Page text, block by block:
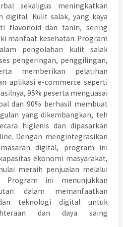
sekaligus meningkatkan
digital. Kulit salak, yang kaya
flavonoid dan tanin, sering
manfaat kesehatan. Program
pengolahan kulit salak
pengeringan, penggilingan,
memberikan pelatihan
aplikasi e-commerce seperti
95% peserta menguasai
dan 90% berhasil membuat
yang dikembangkan, teh
higienis dan dipasarkan
Dengan mengintegrasikan
digital, program ini
ekonomi masyarakat,
meraih penjualan melalui
Program ini menunjukkan
dalam memanfaatkan
teknologi digital untuk
dan daya saing